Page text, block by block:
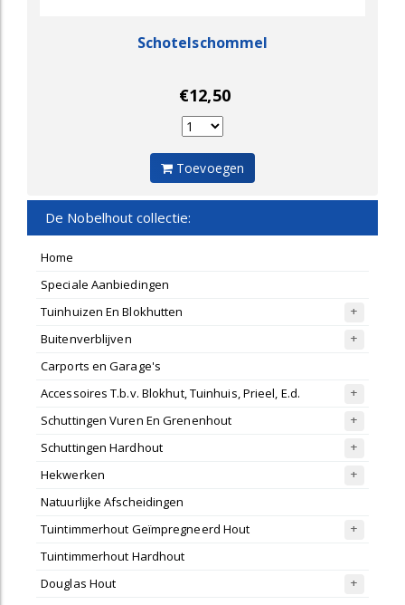
Schotelschommel
€12,50
Toevoegen
De Nobelhout collectie:
Home
Speciale Aanbiedingen
Tuinhuizen En Blokhutten
Buitenverblijven
Carports en Garage's
Accessoires T.b.v. Blokhut, Tuinhuis, Prieel, E.d.
Schuttingen Vuren En Grenenhout
Schuttingen Hardhout
Hekwerken
Natuurlijke Afscheidingen
Tuintimmerhout Geïmpregneerd Hout
Tuintimmerhout Hardhout
Douglas Hout